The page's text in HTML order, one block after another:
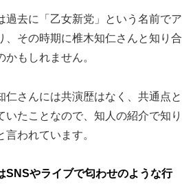
過去に「乙女新党」という名前でア
、その時期に椎木知仁さんと知り合
もしれません。
仁さんには共演歴はなく、共通点と
いたことなので、知人の紹介で知り
われています。
SNSやライブで匂わせのような行